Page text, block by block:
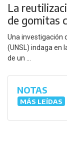
La
de gomitas
Una investigación
(UNSL) indaga en
de un ...
NOTAS
MÁS LEÍDAS